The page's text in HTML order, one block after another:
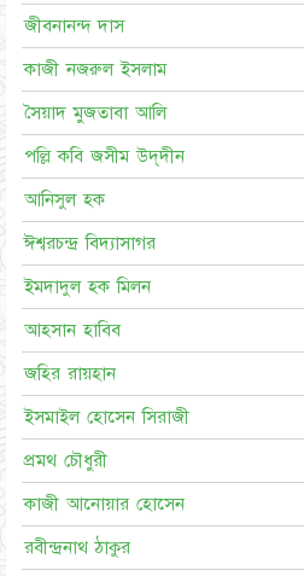
জীবনানন্দ দাস
কাজী নজরুল ইসলাম
সৈয়াদ মুজতাবা আলি
পল্লি কবি জসীম উদ্‌দীন
আনিসুল হক
ঈশ্বরচন্দ্র বিদ্যাসাগর
ইমদাদুল হক মিলন
আহসান হাবিব
জহির রায়হান
ইসমাইল হোসেন সিরাজী
প্রমথ চৌধুরী
কাজী আনোয়ার হোসেন
রবীন্দ্রনাথ ঠাকুর